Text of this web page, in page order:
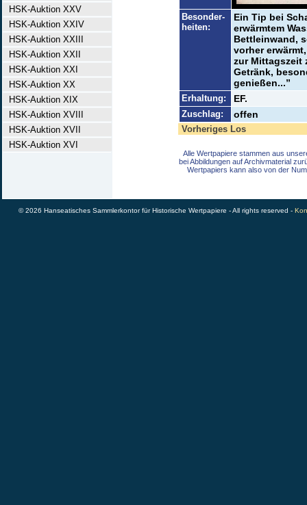
HSK-Auktion XXV
HSK-Auktion XXIV
HSK-Auktion XXIII
HSK-Auktion XXII
HSK-Auktion XXI
HSK-Auktion XX
HSK-Auktion XIX
HSK-Auktion XVIII
HSK-Auktion XVII
HSK-Auktion XVI
Besonder-
heiten:
Ein Tip bei
erwärmtem
Bettleinwand,
vorher
zur Mittagszeit
Getränk,
genießen...”
Erhaltung: EF.
Zuschlag: offen
Vorheriges Los
Alle Wertpapiere stammen aus
bei Abbildungen auf Archivmaterial
Wertpapiers kann also von der
© 2026 Hanseatisches Sammlerkontor für Historische Wertpapiere - All rights reserved -